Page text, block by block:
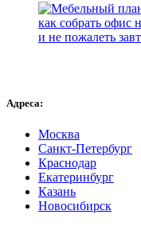
Адреса:
Москва
Санкт-Петербург
Краснодар
Екатеринбург
Казань
Новосибирск